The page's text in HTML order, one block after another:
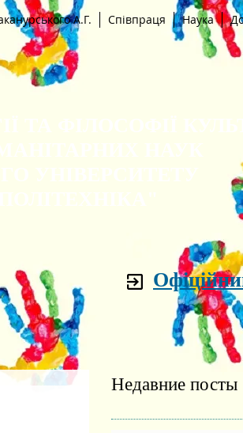
А.Г. Співпраця Наука
ТА ФІЛОСОФІЇ
НАУК
УНІВЕРСИТЕТУ
Недавние посты